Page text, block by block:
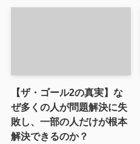
【ザ・ゴール2の真実】な
ぜ多くの人が問題解決に失
敗し、一部の人だけが根本
解決できるのか？